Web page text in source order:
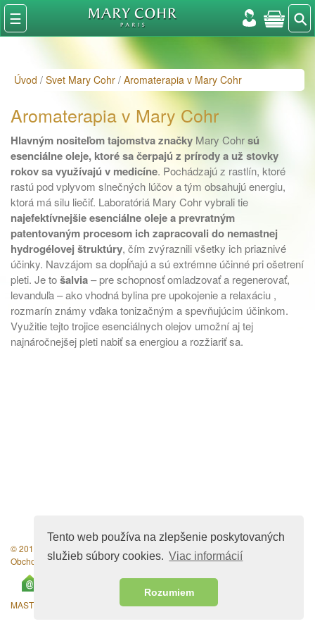
Tento web používa na zlepšenie poskytovaných
služieb súbory cookies. Viac informácií
Rozumiem
☰ ⚲
Úvod / Svet Mary Cohr / Aromaterapia v Mary Cohr
Aromaterapia v Mary Cohr
Hlavným nositeľom tajomstva značky Mary Cohrsú
esenciálne oleje, ktoré sa čerpajú z prírody a už stovky
rokov sa využívajú v medicíne. Pochádzajú z rastlín, ktoré
rastú pod vplyvom slnečných lúčov a tým obsahujú energiu,
ktorá má silu liečiť. Laboratóriá Mary Cohr vybrali tie
najefektívnejšie esenciálne oleje a prevratným
patentovaným procesom ich zapracovali do nemastnej
hydrogélovej štruktúry, čím zvýraznili všetky ich priaznivé
účinky. Navzájom sa dopĺňajú a sú extrémne účinné pri ošetrení
pleti. Je tošalvia– pre schopnosť omladzovať a regenerovať,
levanduľa – ako vhodná bylina pre upokojenie a relaxáciu ,
rozmarín známy vďaka tonizačným a spevňujúcim účinkom.
Využitie tejto trojice esenciálnych olejov umožní aj tej
najnáročnejšej pleti nabiť sa energiou a rozžiariť sa.
© 2010-2026 Štúdio krásy Mary Cohr
Obchodné podmienky
MASTERS COLORS EN|ES|RU|DE|CZ